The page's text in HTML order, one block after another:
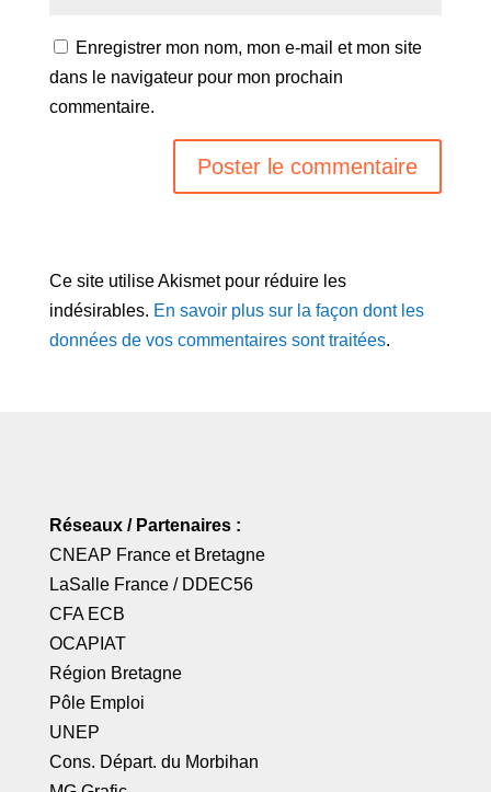
Enregistrer mon nom, mon e-mail et mon site
dans le navigateur pour mon prochain
commentaire.
Ce site utilise Akismet pour réduire les
indésirables. En savoir plus sur la façon dont les
données de vos commentaires sont traitées.
Réseaux / Partenaires :
CNEAP Franceet Bretagne
LaSalle France/ DDEC56
CFA ECB
OCAPIAT
Région Bretagne
Pôle Emploi
UNEP
Cons. Départ. du Morbihan